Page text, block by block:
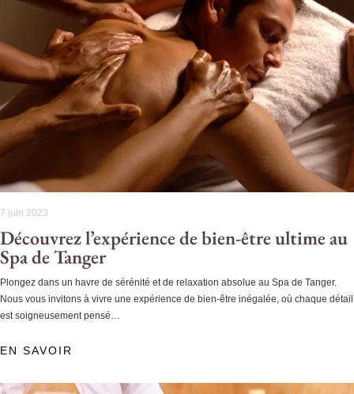
7 juin 2023
Découvrez l’expérience de bien-être ultime au
Spa de Tanger
Plongez dans un havre de sérénité et de relaxation absolue au Spa de Tanger.
Nous vous invitons à vivre une expérience de bien-être inégalée, où chaque détail
est soigneusement pensé…
EN SAVOIR